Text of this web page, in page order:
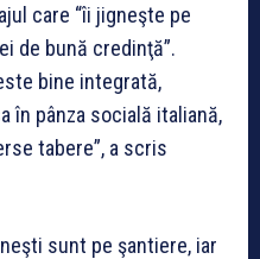
care “îi jigneşte pe
de bună credinţă”.
bine integrată,
în pânza socială italiană,
tabere”, a scris
sunt pe şantiere, iar